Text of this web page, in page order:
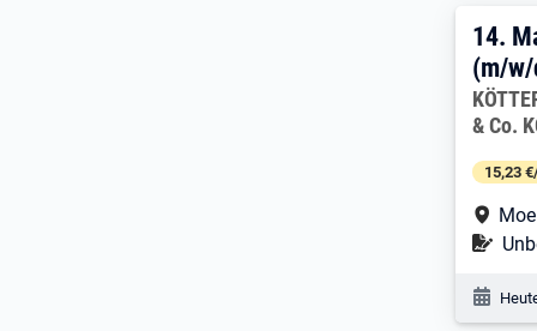
14.
14.
(m/
& Co.
15,23